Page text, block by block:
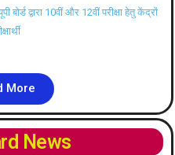
द्वारा 10वीं और 12वीं परीक्षा हेतु केंद्रों
More
News